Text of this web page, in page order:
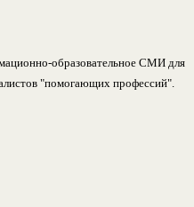
образовательное СМИ для
"помогающих профессий".